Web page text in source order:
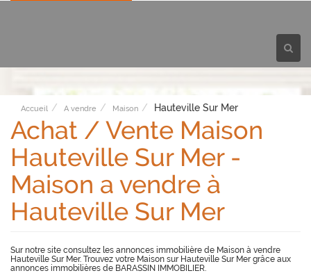
Accueil A vendre Maison Hauteville Sur Mer
Achat / Vente Maison
Hauteville Sur Mer -
Maison a vendre à
Hauteville Sur Mer
Sur notre site consultez les annonces immobilière de Maison à vendre
Hauteville Sur Mer. Trouvez votre Maison sur Hauteville Sur Mer grâce aux
annonces immobilières de BARASSIN IMMOBILIER.